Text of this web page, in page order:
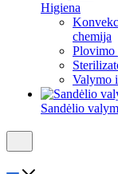
Higiena
chemija
Plovimo
Valymo
Sandėlio